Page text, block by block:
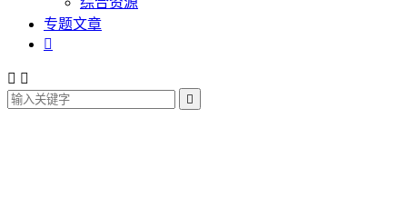
专题文章

 
